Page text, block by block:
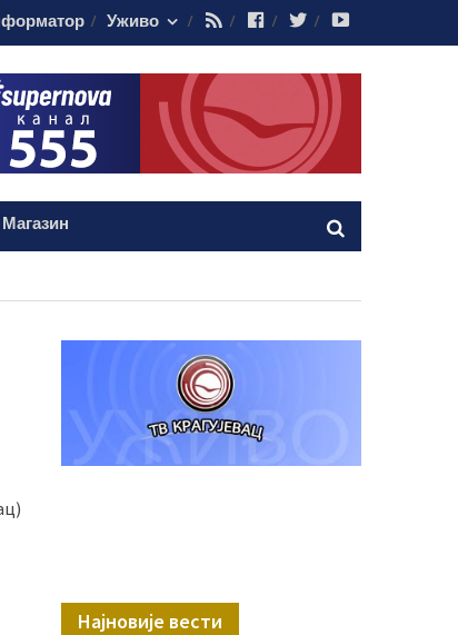
Уживо RSS FacebookTwitter
Магазин
Најновије вести